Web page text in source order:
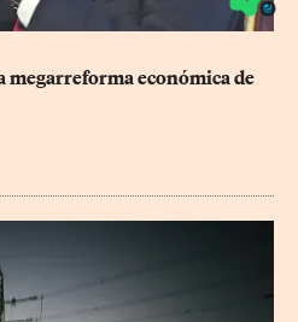
megarreforma económica de